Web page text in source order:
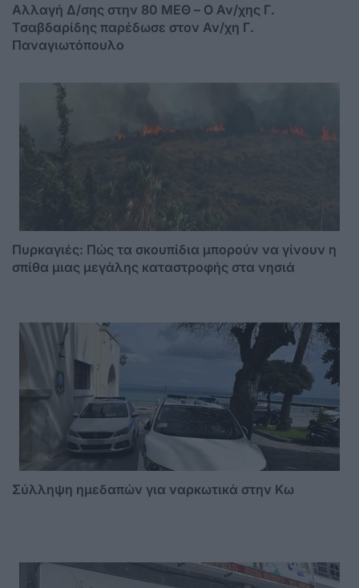
Αλλαγή Δ/σης στην 80 ΜΕΘ – Ο Αν/χης Γ.
Τσαβδαρίδης παρέδωσε στον Αν/χη Γ.
Παναγιωτόπουλο
Πυρκαγιές: Πώς τα σκουπίδια μπορούν να γίνουν η
σπίθα μιας μεγάλης καταστροφής στα νησιά
Σύλληψη ημεδαπών για ναρκωτικά στην Κω